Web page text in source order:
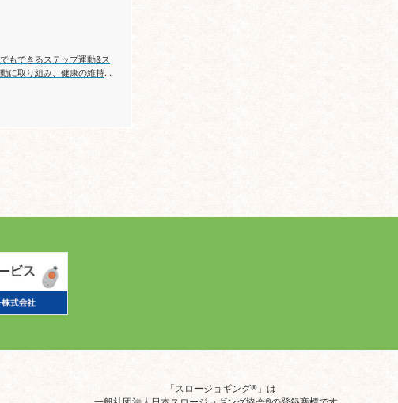
もできるステップ運動&ス
に取り組み、健康の維持増
「スロージョギング®」は